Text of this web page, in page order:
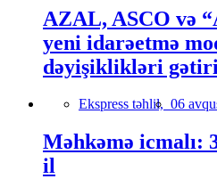
AZAL, ASCO və
yeni idarəetmə
dəyişiklikləri
Ekspress təhlil, 06
Məhkəmə icmalı:
il